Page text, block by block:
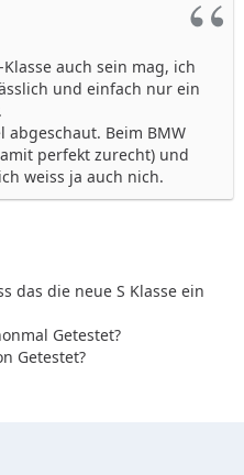
auch sein mag, ich
und einfach nur ein
abgeschaut. Beim BMW
perfekt zurecht) und
weiss ja auch nich.
das die neue S Klasse ein
Getestet?
Getestet?